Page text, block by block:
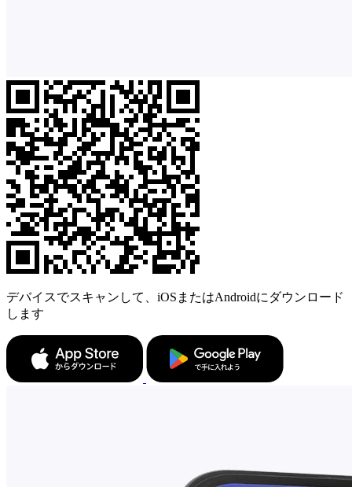
デバイスでスキャンして、iOSまたはAndroidにダウンロード
します